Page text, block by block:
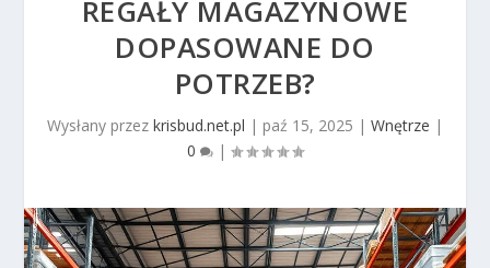
REGAŁY MAGAZYNOWE
DOPASOWANE DO
POTRZEB?
Wysłany przez krisbud.net.pl | paź 15, 2025 | Wnętrze |
0
|